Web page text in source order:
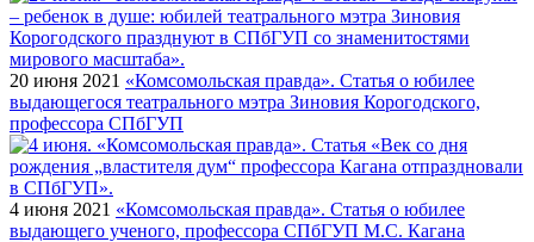
20 июня 2021 «Комсомольская правда». Статья о юбилее
выдающегося театрального мэтра Зиновия Корогодского,
профессора СПбГУП
4 июня 2021 «Комсомольская правда». Статья о юбилее
выдающего ученого, профессора СПбГУП М.С. Кагана